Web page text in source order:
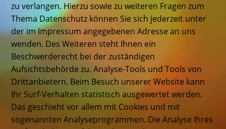
zu verlangen. Hierzu sowie zu weiteren Fragen zum
Thema Datenschutz können Sie sich jederzeit unter
der im Impressum angegebenen Adresse an uns
wenden. Des Weiteren steht Ihnen ein
Beschwerderecht bei der zuständigen
Aufsichtsbehörde zu. Analyse-Tools und Tools von
Drittanbietern. Beim Besuch unserer Website kann
Ihr Surf-Verhalten statistisch ausgewertet werden.
Das geschieht vor allem mit Cookies und mit
sogenannten Analyseprogrammen. Die Analyse Ihres